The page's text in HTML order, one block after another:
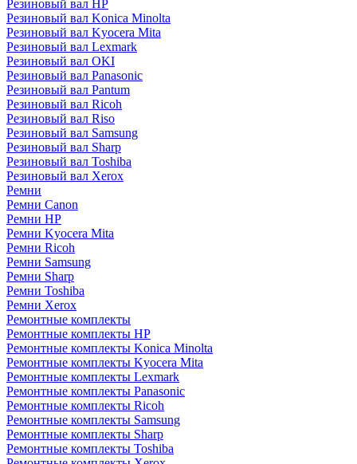
Резиновый вал HP
Резиновый вал Konica Minolta
Резиновый вал Kyocera Mita
Резиновый вал Lexmark
Резиновый вал OKI
Резиновый вал Panasonic
Резиновый вал Pantum
Резиновый вал Ricoh
Резиновый вал Riso
Резиновый вал Samsung
Резиновый вал Sharp
Резиновый вал Toshiba
Резиновый вал Xerox
Ремни
Ремни Canon
Ремни HP
Ремни Kyocera Mita
Ремни Ricoh
Ремни Samsung
Ремни Sharp
Ремни Toshiba
Ремни Xerox
Ремонтные комплекты
Ремонтные комплекты HP
Ремонтные комплекты Konica Minolta
Ремонтные комплекты Kyocera Mita
Ремонтные комплекты Lexmark
Ремонтные комплекты Panasonic
Ремонтные комплекты Ricoh
Ремонтные комплекты Samsung
Ремонтные комплекты Sharp
Ремонтные комплекты Toshiba